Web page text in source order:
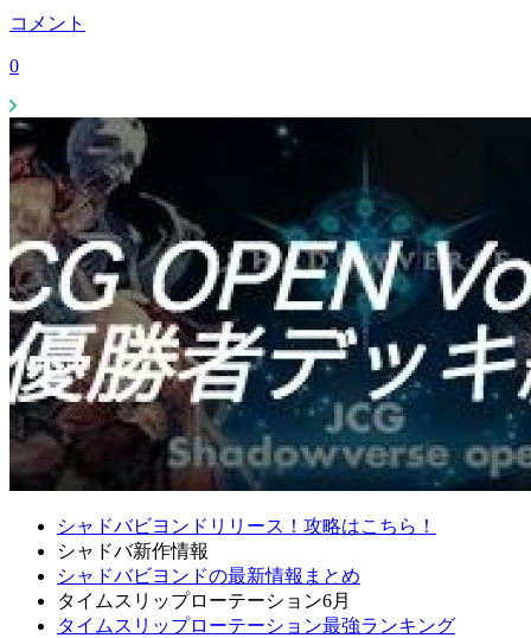
コメント
0
シャドバビヨンドリリース！攻略はこちら！
シャドバ新作情報
シャドバビヨンドの最新情報まとめ
タイムスリップローテーション6月
タイムスリップローテーション最強ランキング